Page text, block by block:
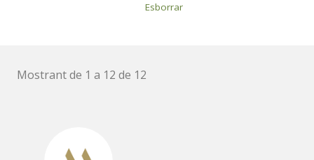
Esborrar
Mostrant de 1 a 12 de 12